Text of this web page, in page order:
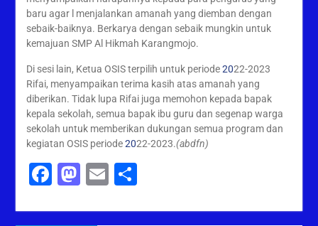
baru agar l menjalankan amanah yang diemban dengan
sebaik-baiknya. Berkarya dengan sebaik mungkin untuk
kemajuan SMP Al Hikmah Karangmojo.
Di sesi lain, Ketua OSIS terpilih untuk periode2022-2023
Rifai, menyampaikan terima kasih atas amanah yang
diberikan. Tidak lupa Rifai juga memohon kepada bapak
kepala sekolah, semua bapak ibu guru dan segenap warga
sekolah untuk memberikan dukungan semua program dan
kegiatan OSIS periode2022-2023.(abdfn)
Facebook
Mastodon
EmailShare
Post